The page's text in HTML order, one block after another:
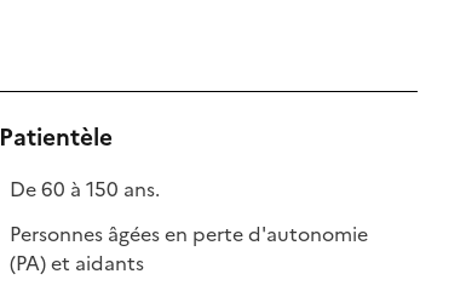
Patientèle
De 60 à 150 ans.
Personnes âgées en perte d'autonomie
(PA) et aidants